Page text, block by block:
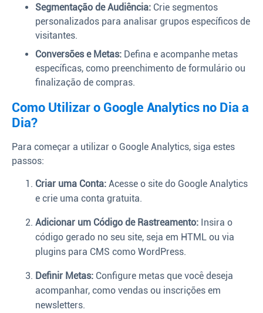
Segmentação de Audiência: Crie segmentos
personalizados para analisar grupos específicos de
visitantes.
Conversões e Metas: Defina e acompanhe metas
específicas, como preenchimento de formulário ou
finalização de compras.
Como Utilizar o Google Analytics no Dia a
Dia?
Para começar a utilizar o Google Analytics, siga estes
passos:
Criar uma Conta: Acesse o site do Google Analytics
e crie uma conta gratuita.
Adicionar um Código de Rastreamento: Insira o
código gerado no seu site, seja em HTML ou via
plugins para CMS como WordPress.
Definir Metas: Configure metas que você deseja
acompanhar, como vendas ou inscrições em
newsletters.